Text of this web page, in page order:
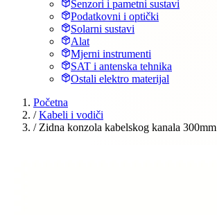
Senzori i pametni sustavi
Podatkovni i optički
Solarni sustavi
Alat
Mjerni instrumenti
SAT i antenska tehnika
Ostali elektro materijal
Početna
/ Kabeli i vodiči
/ Zidna konzola kabelskog kanala 300mm